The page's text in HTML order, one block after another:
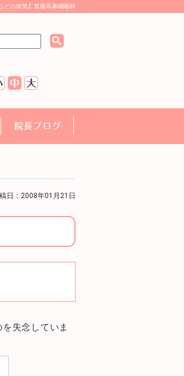
どの病気】首藤耳鼻咽喉科
日：2008年01月21日
失念していま